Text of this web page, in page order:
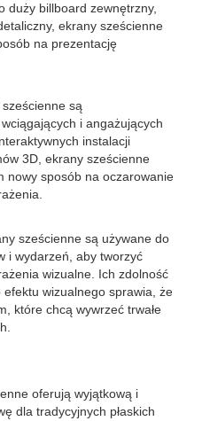
duży billboard zewnętrzny,
ekrany sześcienne
na prezentację
są
i angażujących
instalacji
3D, ekrany sześcienne
nowy sposób na oczarowanie
sześcienne są używane do
i wydarzeń, aby tworzyć
wizualne. Ich zdolność
efektu wizualnego sprawia, że
które chcą wywrzeć trwałe
oferują wyjątkową i
dla tradycyjnych płaskich